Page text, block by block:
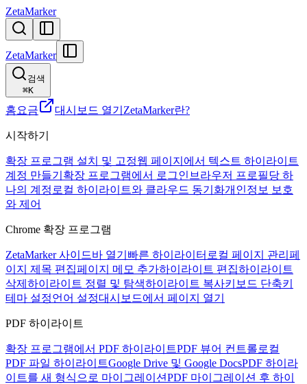
ZetaMarker
ZetaMarker
검색
⌘K
홈요금 대시보드 열기 ZetaMarker란?
시작하기
확장 프로그램 설치 및 고정웹 페이지에서 텍스트 하이라이트
계정 만들기 확장 프로그램에서 로그인 브라우저 프로필당 하
나의 계정 로컬 하이라이트와 클라우드 동기화개인정보 보호
와 제어
Chrome 확장 프로그램
ZetaMarker 사이드바 열기 빠른 하이라이터 로컬 페이지 관리 페
이지 제목 편집페이지 메모 추가하이라이트 편집하이라이트
삭제 하이라이트 정렬 및 탐색하이라이트 복사키보드 단축키
테마 설정언어 설정대시보드에서 페이지 열기
PDF 하이라이트
확장 프로그램에서 PDF 하이라이트PDF 뷰어 컨트롤로컬
PDF 파일 하이라이트Google Drive 및 Google DocsPDF 하이라
이트를 새 형식으로 마이그레이션PDF 마이그레이션 후 하이